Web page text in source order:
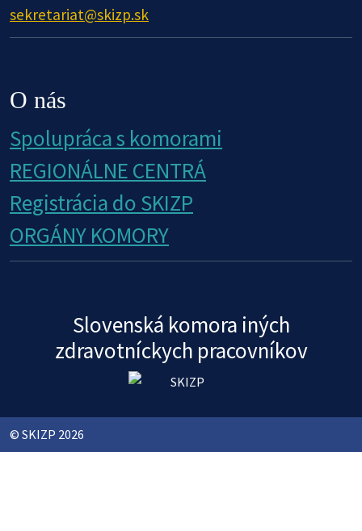
sekretariat@skizp.sk
O nás
Spolupráca s komorami
REGIONÁLNE CENTRÁ
Registrácia do SKIZP
ORGÁNY KOMORY
Slovenská komora iných
zdravotníckych pracovníkov
© SKIZP 2026